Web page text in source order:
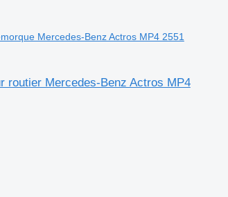
Mercedes-Benz Actros MP4 2551
routier Mercedes-Benz Actros MP4